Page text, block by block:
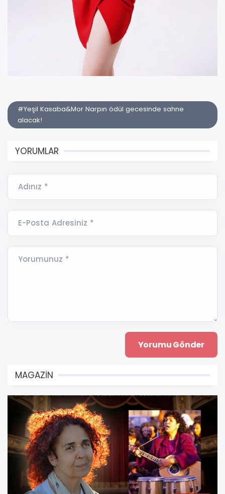
#Yeşil Kasaba&Mor Narpın ödül gecesinde sahne
alacak!
YORUMLAR
Adınız *
E-Posta Adresiniz *
Yorumunuz *
MAGAZİN